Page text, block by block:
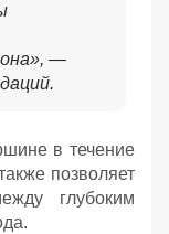
—
в течение
позволяет
глубоким